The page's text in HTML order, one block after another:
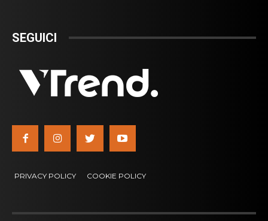
SEGUICI
PRIVACY POLICY COOKIE POLICY